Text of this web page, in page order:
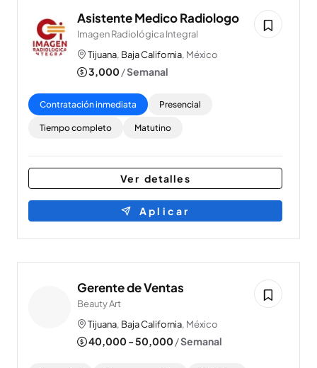
Asistente Medico Radiologo
Imagen Radiológica Integral
Tijuana, Baja California, México
3,000/Semanal
Contratación inmediata Presencial
Tiempo completo Matutino
Ver detalles
Aplicar
Gerente de Ventas
Beauty Art
Tijuana, Baja California, México
40,000 - 50,000/Semanal